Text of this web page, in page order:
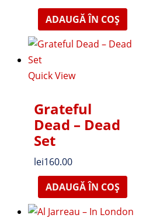
ADAUGĂ ÎN COȘ
Quick View
Grateful
Dead – Dead
Set
lei160.00
ADAUGĂ ÎN COȘ